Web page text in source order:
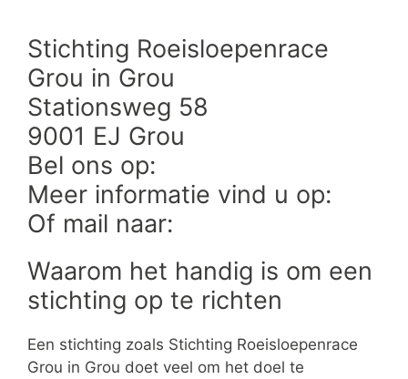
Stichting Roeisloepenrace
Grou in Grou
Stationsweg 58
9001 EJ Grou
Bel ons op:
Meer informatie vind u op:
Of mail naar:
Waarom het handig is om een
stichting op te richten
Een stichting zoals Stichting Roeisloepenrace
Grou in Grou doet veel om het doel te